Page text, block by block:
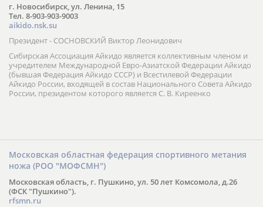
г. Новосибирск, ул. Ленина, 15
Тел. 8-903-903-9003
aikido.nsk.su
Президент - СОСНОВСКИЙ Виктор Леонидович
Сибирская Ассоциация Айкидо является коллективным членом и
учредителем Международной Евро-Азиатской Федерации Айкидо
(бывшая Федерация Айкидо СССР) и Всестилевой Федерации
Айкидо России, входящей в состав Национального Совета Айкидо
России, президентом которого является С. В. Киреенко
Московская областная федерация спортивного метания
ножа (РОО "МОФСМН")
Московская область, г. Пушкино, ул. 50 лет Комсомола, д.26
(ФСК "Пушкино").
rfsmn.ru